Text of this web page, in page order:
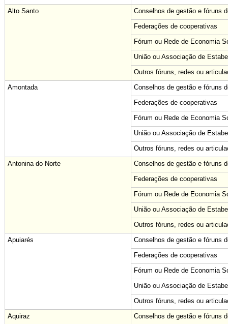
Alto Santo
Conselhos de gestão e fóruns
Federações de cooperativas
Fórum ou Rede de Economia
União ou Associação de
Outros fóruns, redes ou
Amontada
Conselhos de gestão e fóruns
Federações de cooperativas
Fórum ou Rede de Economia
União ou Associação de
Outros fóruns, redes ou
Antonina do Norte
Conselhos de gestão e fóruns
Federações de cooperativas
Fórum ou Rede de Economia
União ou Associação de
Outros fóruns, redes ou
Apuiarés
Conselhos de gestão e fóruns
Federações de cooperativas
Fórum ou Rede de Economia
União ou Associação de
Outros fóruns, redes ou
Aquiraz
Conselhos de gestão e fóruns